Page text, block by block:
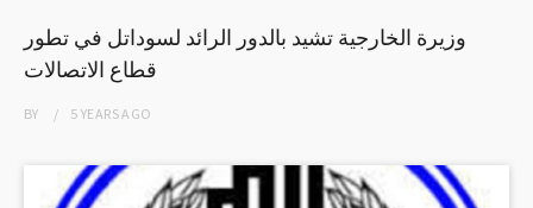
وزيرة الخارجية تشيد بالدور الرائد لسوداتل في تطور
قطاع الاتصالات
BY 5 YEARSAGO